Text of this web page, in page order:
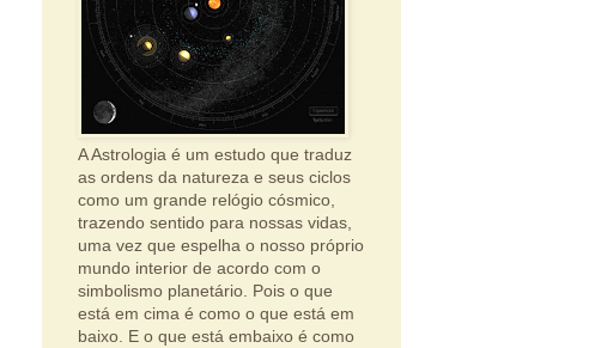
A Astrologia é um estudo que traduz
as ordens da natureza e seus ciclos
como um grande relógio cósmico,
trazendo sentido para nossas vidas,
uma vez que espelha o nosso próprio
mundo interior de acordo com o
simbolismo planetário. Pois o que
está em cima é como o que está em
baixo. E o que está embaixo é como